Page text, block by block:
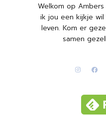
Welkom op
ik jou een kijkje
leven. Kom er
samen